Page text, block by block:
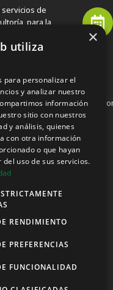
servicios de
para la
y
102 762
340 310
Sede DEKRA
España Calle
Calabozos,
12
28108
Madrid
×
utiliza
para personalizar el
y analizar nuestro
información
sitio con nuestros
y análisis, quienes
con otra información
o que hayan
uso de sus servicios.
RENDIMIENTO
PREFERENCIAS
FUNCIONALIDAD